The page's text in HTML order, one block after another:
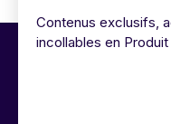
Contenus exclusifs,
incollables en Produit